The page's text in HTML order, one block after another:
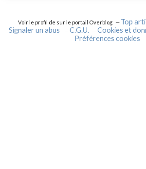
Voir le profil de sur le portail Overblog Top
Signaler un abus
C.G.U.
Cookies et
Préférences cookies